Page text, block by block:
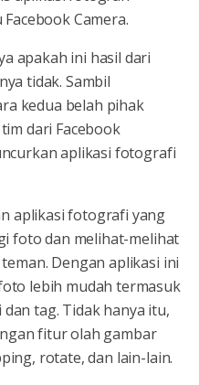
Camera.
apakah ini hasil dari
tidak. Sambil
kedua belah pihak
dari Facebook
aplikasi fotografi
aplikasi fotografi yang
foto dan melihat-melihat
Dengan aplikasi ini
lebih mudah termasuk
tag. Tidak hanya itu,
fitur olah gambar
rotate, dan lain-lain.